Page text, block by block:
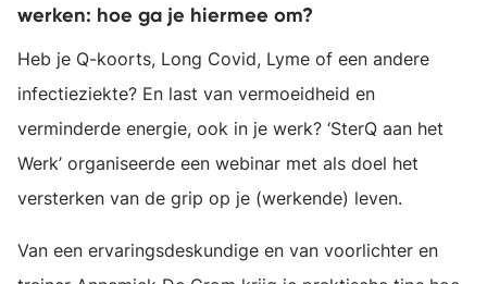
werken: hoe ga je hiermee om?
Heb je Q-koorts, Long Covid, Lyme of een andere
infectieziekte? En last van vermoeidheid en
verminderde energie, ook in je werk? ‘SterQ aan het
Werk’ organiseerde een webinar met als doel het
versterken van de grip op je (werkende) leven.
Van een ervaringsdeskundige en van voorlichter en